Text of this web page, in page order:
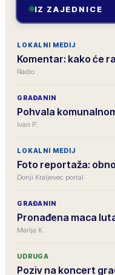
IZ ZAJEDNICE
LOKALNI MEDIJ
Komentar: kako će
Radio
GRAĐANIN
Pohvala
Ivan P.
LOKALNI MEDIJ
Foto reportaža:
Donji Kraljevec portal
GRAĐANIN
Pronađena maca
Marija K.
UDRUGA
Poziv na koncert